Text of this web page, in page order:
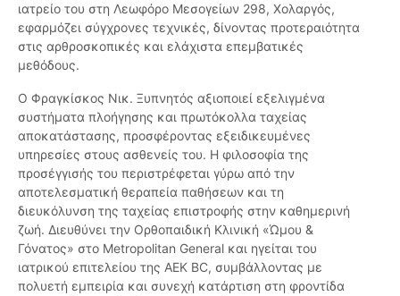
ιατρείο του στη Λεωφόρο Μεσογείων 298, Χολαργός,
εφαρμόζει σύγχρονες τεχνικές, δίνοντας προτεραιότητα
στις αρθροσκοπικές και ελάχιστα επεμβατικές
μεθόδους.
Ο Φραγκίσκος Νικ. Ξυπνητός αξιοποιεί εξελιγμένα
συστήματα πλοήγησης και πρωτόκολλα ταχείας
αποκατάστασης, προσφέροντας εξειδικευμένες
υπηρεσίες στους ασθενείς του. Η φιλοσοφία της
προσέγγισής του περιστρέφεται γύρω από την
αποτελεσματική θεραπεία παθήσεων και τη
διευκόλυνση της ταχείας επιστροφής στην καθημερινή
ζωή. Διευθύνει την Ορθοπαιδική Κλινική «Ώμου &
Γόνατος» στο Metropolitan General και ηγείται του
ιατρικού επιτελείου της ΑΕΚ BC, συμβάλλοντας με
πολυετή εμπειρία και συνεχή κατάρτιση στη φροντίδα